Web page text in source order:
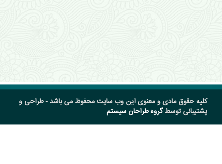
کلیه حقوق مادی و معنوی این وب سایت محفوظ می باشد - طراحی و
پشتیبانی توسطگروه طراحان سیستم